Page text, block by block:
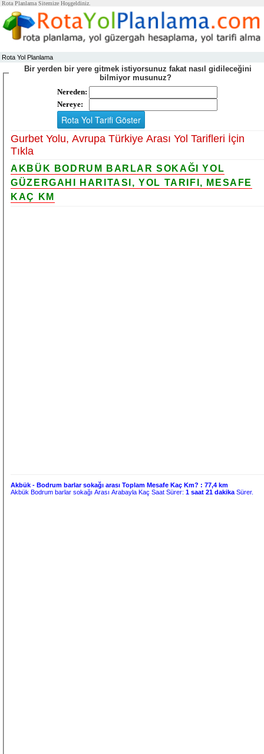
Rota Planlama Sitemize Hoşgeldiniz.
Rota Yol Planlama
Bir yerden bir yere gitmek istiyorsunuz fakat nasıl gidileceğini
bilmiyor musunuz?
Nereden:
Nereye:
Gurbet Yolu, Avrupa Türkiye Arası Yol Tarifleri İçin
Tıkla
AKBÜK BODRUM BARLAR SOKAĞI YOL
GÜZERGAHI HARITASI, YOL TARIFI, MESAFE
KAÇ KM
Akbük - Bodrum barlar sokağı arası Toplam Mesafe Kaç Km? :77,4 km
Akbük Bodrum barlar sokağı Arası Arabayla Kaç Saat Sürer:1 saat 21 dakika Sürer.